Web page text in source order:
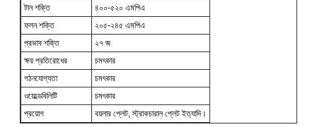
টান শক্তি
৪০০-৫২০ এমপিএ
ফলন শক্তি
২০৫-২৪৫ এমপিএ
প্রভাব শক্তি
২৭ জ
ক্ষয় প্রতিরোধের
চমৎকার
গঠনযোগ্যতা
চমৎকার
ওয়েল্ডেবিলিটি
চমৎকার
প্রয়োগ
বয়লার প্লেট, স্ট্রাকচারাল প্লেট ইত্যাদি।